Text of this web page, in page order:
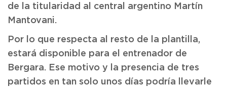
de la titularidad al central argentino Martín
Mantovani.
Por lo que respecta al resto de la plantilla,
estará disponible para el entrenador de
Bergara. Ese motivo y la presencia de tres
partidos en tan solo unos días podría llevarle